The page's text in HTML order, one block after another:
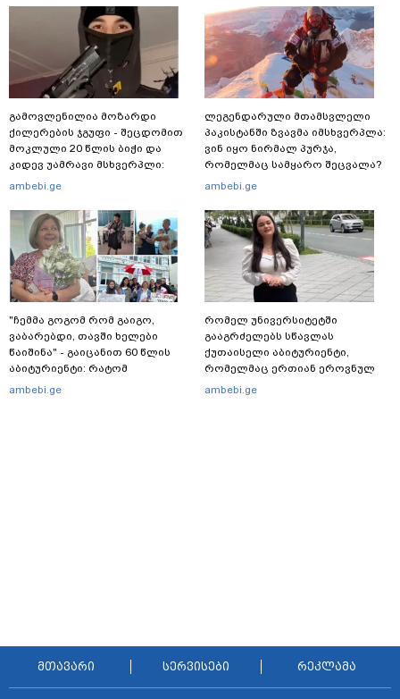
გამოვლენილია მოზარდი
ქილერების ჯგუფი - შეცდომით
მოკლული 20 წლის ბიჭი და
კიდევ უამრავი მსხვერპლი:
რომელ ქვეყნამდე მივიდა
სპეცოპერაციის შემდეგ
ambebi.ge
"ჩემმა გოგომ რომ გაიგო,
ვაბარებდი, თავში ხელები
წაიშინა" - გაიცანით 60 წლის
აბიტურიენტი: რატომ
გადაწყვიტა ბაგრატიონთა
ambebi.ge
ლეგენდარული მთამსვლელი
პაკისტანში ზვავმა იმსხვერპლა:
ვინ იყო ნირმალ პურჯა,
რომელმაც სამყარო შეცვალა?
ambebi.ge
რომელ უნივერსიტეტში
გააგრძელებს სწავლას
ქუთაისელი აბიტურიენტი,
რომელმაც ერთიან ეროვნულ
გამოცდებზე, ყველა საგანში
ambebi.ge
მთავარი სერვისები რეკლამა